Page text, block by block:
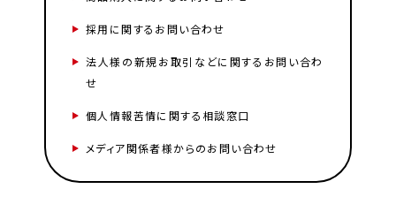
採用に関するお問い合わせ
法人様の新規お取引などに関するお問い合わ
せ
個人情報苦情に関する相談窓口
メディア関係者様からのお問い合わせ